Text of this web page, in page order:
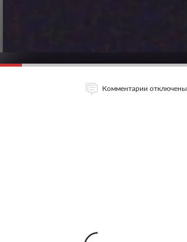
Комментарии отключены